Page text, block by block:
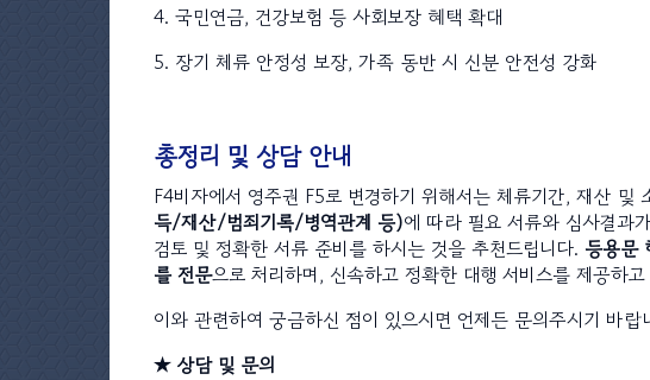
4. 국민연금, 건강보험 등 사회보장 혜택 확대
5. 장기 체류 안정성 보장, 가족 동반 시 신분 안전성 강화
총정리 및 상담 안내
F4비자에서 영주권 F5로 변경하기 위해서는 체류기간, 재산
득/재산/범죄기록/병역관계 등)에 따라 필요 서류와 심사결과
검토 및 정확한 서류 준비를 하시는 것을 추천드립니다. 등용문
를 전문으로 처리하며, 신속하고 정확한 대행 서비스를 제공하
이와 관련하여 궁금하신 점이 있으시면 언제든 문의주시기 바
★ 상담 및 문의